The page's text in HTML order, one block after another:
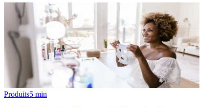
Produits5 min